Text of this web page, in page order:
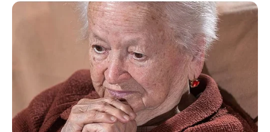
Vamos lá aprendercomo fazer aromatizador de
ambiente?